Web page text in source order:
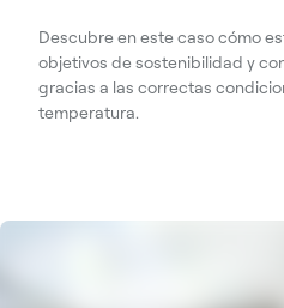
Descubre en este caso cómo
objetivos de sostenibilidad y
gracias a las correctas
temperatura.